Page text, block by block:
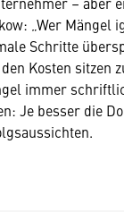
„Wer Mängel
Schritte
Kosten sitzen
immer
Je besser die